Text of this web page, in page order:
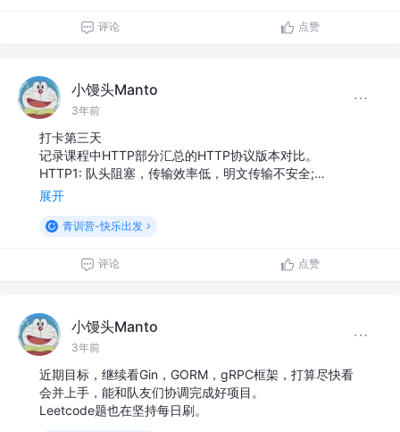
评论 点赞
小馒头Manto
3年前
打卡第三天
记录课程中HTTP部分汇总的HTTP协议版本对比。
HTTP1: 队头阻塞，传输效率低，明文传输不安全;…
展开
青训营-快乐出发
评论 点赞
小馒头Manto
3年前
近期目标，继续看Gin，GORM，gRPC框架，打算尽快看
会并上手，能和队友们协调完成好项目。
Leetcode题也在坚持每日刷。